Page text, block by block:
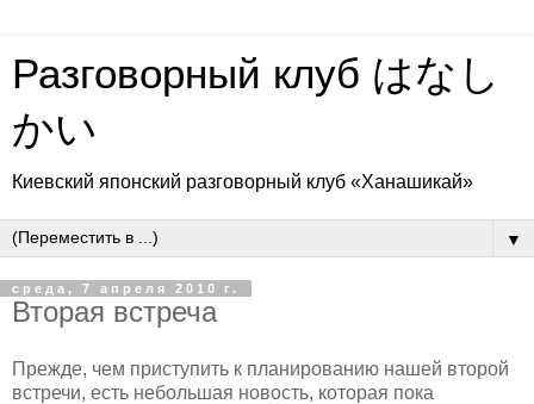
Разговорный клуб はなし
かい
Киевский японский разговорный клуб «Ханашикай»
▼
среда, 7 апреля 2010 г.
Вторая встреча
Прежде, чем приступить к планированию нашей второй
встречи, есть небольшая новость, которая пока